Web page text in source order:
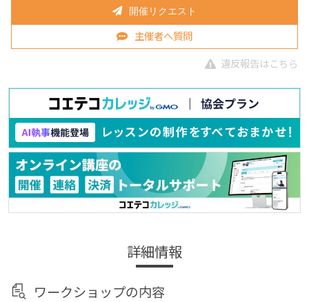
開催リクエスト
主催者へ質問
違反報告はこちら
詳細情報
ワークショップの内容